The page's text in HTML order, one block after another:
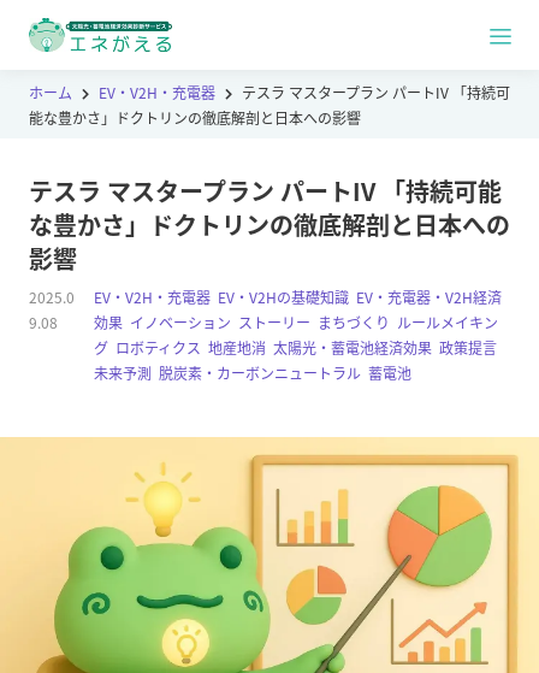
ホーム EV・V2H・充電器
テスラ マスタープラン パートIV 「持続可
能な豊かさ」ドクトリンの徹底解剖と日本への影響
テスラ マスタープラン パートIV 「持続可能
な豊かさ」ドクトリンの徹底解剖と日本への
影響
EV・V2H・充電器 EV・V2Hの基礎知識 EV・充電器・V2H経済
効果 イノベーション ストーリー まちづくり ルールメイキン
グ ロボティクス ,地産地消 ,太陽光・蓄電池経済効果 ,政策提言
未来予測 ,脱炭素・カーボンニュートラル ,蓄電池
2025.0
9.08